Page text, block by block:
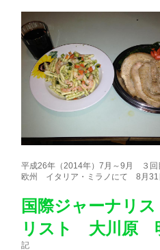
平成26年（2014年）7月～9月 ３回
欧州 イタリア・ミラノにて 8月31
国際ジャーナリ
リスト 大川原
記